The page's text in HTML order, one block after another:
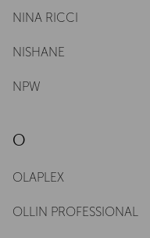
NINA RICCI
NISHANE
NPW
O
OLAPLEX
OLLIN PROFESSIONAL